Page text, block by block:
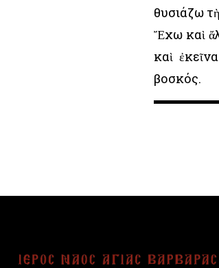
θυσιάζω
Ἔχω καὶ
καὶ
βοσκός.